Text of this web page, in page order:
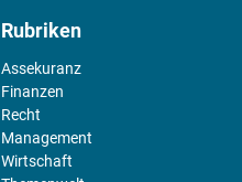
Rubriken
Assekuranz
Finanzen
Recht
Management
Wirtschaft